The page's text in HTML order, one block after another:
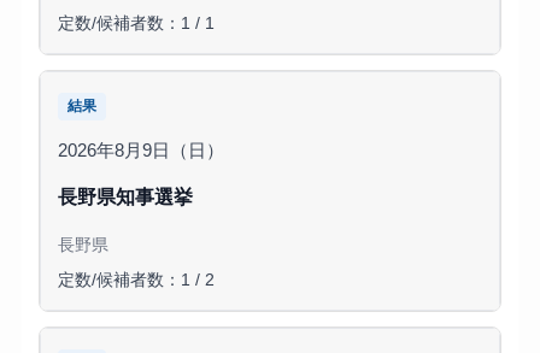
定数/候補者数：1 / 1
結果
2026年8月9日（日）
長野県知事選挙
長野県
定数/候補者数：1 / 2